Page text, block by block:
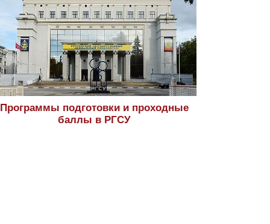
Программы подготовки и проходные
баллы в РГСУ